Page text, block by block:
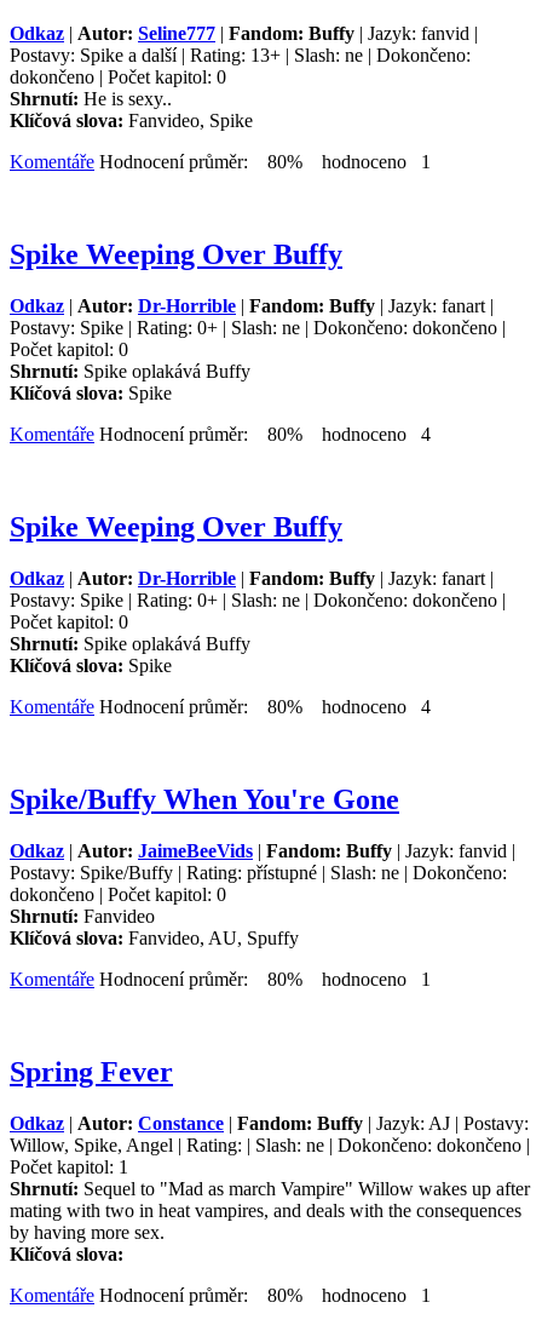
Odkaz | Autor: Seline777 | Fandom: Buffy | Jazyk: fanvid |
Postavy: Spike a další | Rating: 13+ | Slash: ne | Dokončeno:
dokončeno | Počet kapitol: 0
Shrnutí: He is sexy..
Klíčová slova: Fanvideo, Spike
Komentáře Hodnocení průměr: 80% hodnoceno 1
Spike Weeping Over Buffy
Odkaz | Autor: Dr-Horrible | Fandom: Buffy | Jazyk: fanart |
Postavy: Spike | Rating: 0+ | Slash: ne | Dokončeno: dokončeno |
Počet kapitol: 0
Shrnutí: Spike oplakává Buffy
Klíčová slova: Spike
Komentáře Hodnocení průměr: 80% hodnoceno 4
Spike Weeping Over Buffy
Odkaz | Autor: Dr-Horrible | Fandom: Buffy | Jazyk: fanart |
Postavy: Spike | Rating: 0+ | Slash: ne | Dokončeno: dokončeno |
Počet kapitol: 0
Shrnutí: Spike oplakává Buffy
Klíčová slova: Spike
Komentáře Hodnocení průměr: 80% hodnoceno 4
Spike/Buffy When You're Gone
Odkaz | Autor: JaimeBeeVids | Fandom: Buffy | Jazyk: fanvid |
Postavy: Spike/Buffy | Rating: přístupné | Slash: ne | Dokončeno:
dokončeno | Počet kapitol: 0
Shrnutí: Fanvideo
Klíčová slova: Fanvideo, AU, Spuffy
Komentáře Hodnocení průměr: 80% hodnoceno 1
Spring Fever
Odkaz | Autor: Constance | Fandom: Buffy | Jazyk: AJ | Postavy:
Willow, Spike, Angel | Rating: | Slash: ne | Dokončeno: dokončeno |
Počet kapitol: 1
Shrnutí: Sequel to "Mad as march Vampire" Willow wakes up after
mating with two in heat vampires, and deals with the consequences
by having more sex.
Klíčová slova:
Komentáře Hodnocení průměr: 80% hodnoceno 1